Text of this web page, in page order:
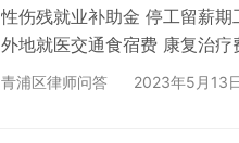
性伤残就业补助金 停工留薪
外地就医交通食宿费 康复治
本市全口径城镇单位就业人员
青浦区律师问答 2023年5月13